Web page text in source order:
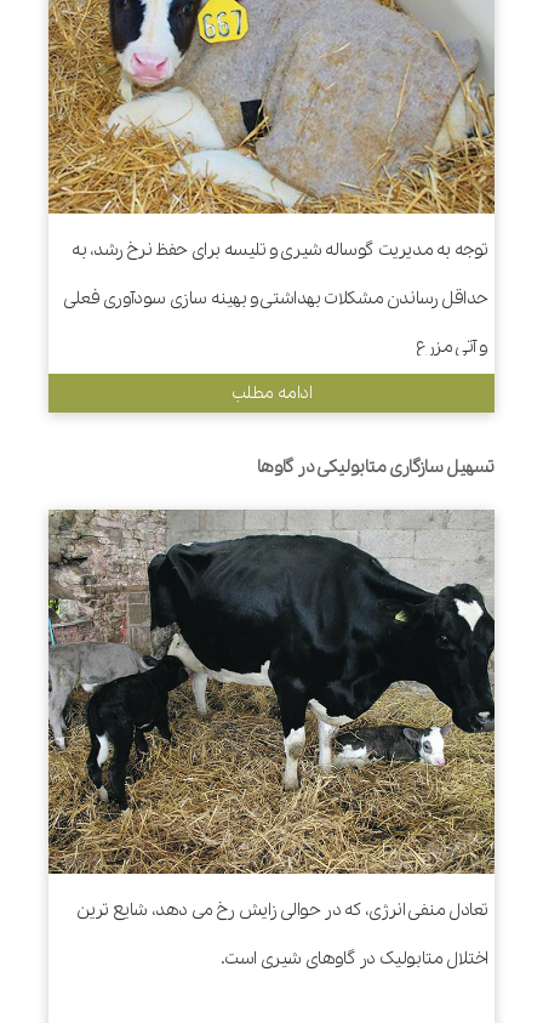
توجه به مدیریت گوساله شیری و تلیسه برای حفظ نرخ رشد، به
حداقل رساندن مشکلات بهداشتی و بهینه سازی سودآوری فعلی
و آتی مزرع
ادامه مطلب
تسهیل سازگاری متابولیکی در گاوها
تعادل منفی انرژی، که در حوالی زایش رخ می دهد، شایع ترین
اختلال متابولیک در گاوهای شیری است.